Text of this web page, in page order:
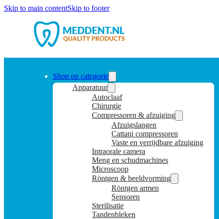
Skip to main contentSkip to footer
Shop op categorie
Apparatuur
Autoclaaf
Chirurgie
Compressoren & afzuiging
Afzuigslangen
Cattani compressoren
Vaste en verrijdbare afzuiging
Intraorale camera
Meng en schudmachines
Microscoop
Röntgen & beeldvorming
Röntgen armen
Sensoren
Sterilisatie
Tandenbleken